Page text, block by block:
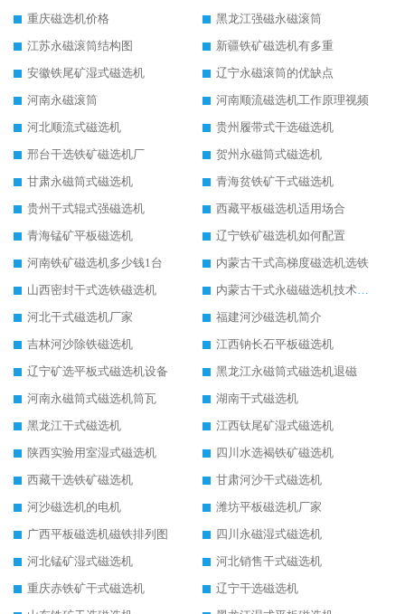
重庆磁选机价格
黑龙江强磁永磁滚筒
江苏永磁滚筒结构图
新疆铁矿磁选机有多重
安徽铁尾矿湿式磁选机
辽宁永磁滚筒的优缺点
河南永磁滚筒
河南顺流磁选机工作原理视频
河北顺流式磁选机
贵州履带式干选磁选机
邢台干选铁矿磁选机厂
贺州永磁筒式磁选机
甘肃永磁筒式磁选机
青海贫铁矿干式磁选机
贵州干式辊式强磁选机
西藏平板磁选机适用场合
青海锰矿平板磁选机
辽宁铁矿磁选机如何配置
河南铁矿磁选机多少钱1台
内蒙古干式高梯度磁选机选铁
山西密封干式选铁磁选机
内蒙古干式永磁磁选机技术要求
河北干式磁选机厂家
福建河沙磁选机简介
吉林河沙除铁磁选机
江西钠长石平板磁选机
辽宁矿选平板式磁选机设备
黑龙江永磁筒式磁选机退磁
河南永磁筒式磁选机筒瓦
湖南干式磁选机
黑龙江干式磁选机
江西钛尾矿湿式磁选机
陕西实验用室湿式磁选机
四川水选褐铁矿磁选机
西藏干选铁矿磁选机
甘肃河沙干式磁选机
河沙磁选机的电机
潍坊平板磁选机厂家
广西平板磁选机磁铁排列图
四川永磁湿式磁选机
河北锰矿湿式磁选机
河北销售干式磁选机
重庆赤铁矿干式磁选机
辽宁干选磁选机